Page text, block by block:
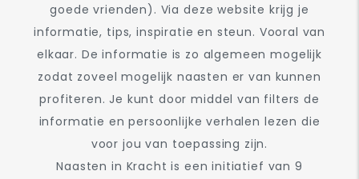
goede vrienden). Via deze website krijg je
informatie, tips, inspiratie en steun. Vooral van
elkaar. De informatie is zo algemeen mogelijk
zodat zoveel mogelijk naasten er van kunnen
profiteren. Je kunt door middel van filters de
informatie en persoonlijke verhalen lezen die
voor jou van toepassing zijn.
Naasten in Kracht is een initiatief van 9